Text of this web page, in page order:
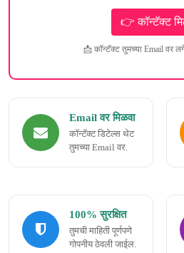
📩 कॉन्टॅक्ट तुमच्या Email वर
Email वर मिळवा
कॉन्टॅक्ट डिटेल्स थेट
तुमच्या Email वर.
100% सुरक्षित
तुमची माहिती पूर्णपणे
गोपनीय ठेवली जाईल.